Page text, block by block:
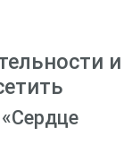
и